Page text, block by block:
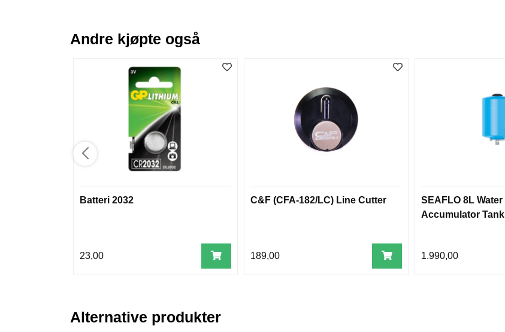
Andre kjøpte også
Batteri 2032
23,00
C&F (CFA-182/LC) Line Cutter
189,00
SEAFLO 8L Water
Accumulator Tank
1.990,00
Alternative produkter